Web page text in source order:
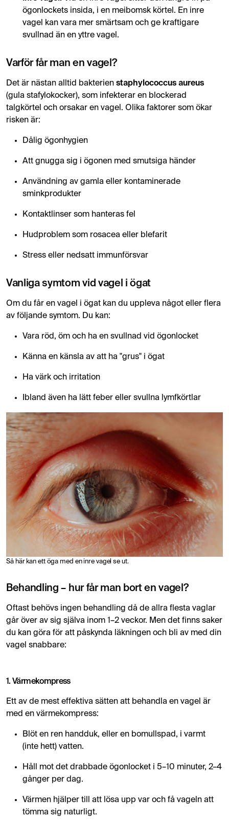
ögonlockets insida, i en meibomsk körtel. En inre
vagel kan vara mer smärtsam och ge kraftigare
svullnad än en yttre vagel.
Varför får man en vagel?
Det är nästan alltid bakterien staphylococcus aureus
(gula stafylokocker), som infekterar en blockerad
talgkörtel och orsakar en vagel. Olika faktorer som ökar
risken är:
Dålig ögonhygien
Att gnugga sig i ögonen med smutsiga händer
Användning av gamla eller kontaminerade
sminkprodukter
Kontaktlinser som hanteras fel
Hudproblem som rosacea eller blefarit
Stress eller nedsatt immunförsvar
Vanliga symtom vid vagel i ögat
Om du får en vagel i ögat kan du uppleva något eller flera
av följande symtom. Du kan:
Vara röd, öm och ha en svullnad vid ögonlocket
Känna en känsla av att ha "grus" i ögat
Ha värk och irritation
Ibland även ha lätt feber eller svullna lymfkörtlar
Så här kan ett öga med en inre vagel se ut.
Behandling – hur får man bort en vagel?
Oftast behövs ingen behandling då de allra flesta vaglar
går över av sig själva inom 1–2 veckor. Men det finns saker
du kan göra för att påskynda läkningen och bli av med din
vagel snabbare:
1. Värmekompress
Ett av de mest effektiva sätten att behandla en vagel är
med en värmekompress:
Blöt en ren handduk, eller en bomullspad, i varmt
(inte hett) vatten.
Håll mot det drabbade ögonlocket i 5–10 minuter, 2–4
gånger per dag.
Värmen hjälper till att lösa upp var och få vageln att
tömma sig naturligt.